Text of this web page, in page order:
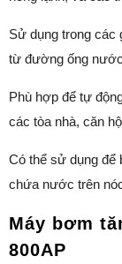
Sử dụng trong các
từ đường ống
Phù hợp để tự
các tòa nhà, căn
Có thể sử dụng
chứa nước trên
Máy bơm
800AP